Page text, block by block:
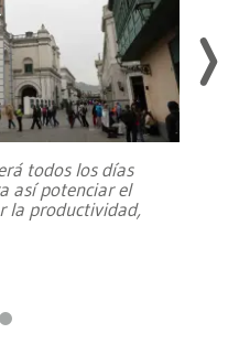
todos los días
así potenciar el
la productividad,